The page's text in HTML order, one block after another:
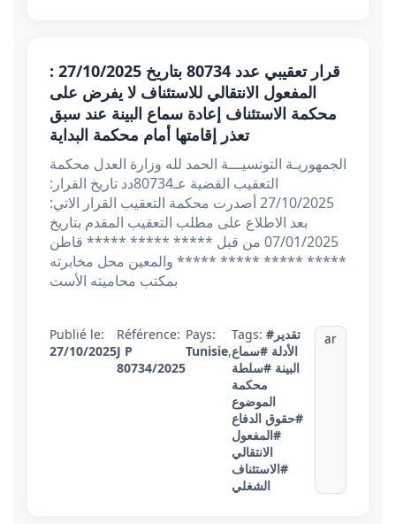
قرار تعقيبي عدد 80734 بتاريخ 27/10/2025 :
المفعول الانتقالي للاستئناف لا يفرض على
محكمة الاستئناف إعادة سماع البينة عند سبق
تعذر إقامتها أمام محكمة البداية
الجمهوريـة التونسيـــة الحمد لله وزارة العدل محكمة
التعقيب القضية عـ80734دد تاريخ القرار:
27/10/2025 أصدرت محكمة التعقيب القرار الاتي:
بعد الاطلاع على مطلب التعقيب المقدم بتاريخ
07/01/2025 من قبل ***** ***** ***** قاطن
***** ***** ***** ***** والمعين محل مخابرته
بمكتب محاميته الأست
Publié le:
27/10/2025
Référence:
J P
80734/2025
Pays:
Tunisie,
Tags: #تقدير
الأدلة #سماع
البينة #سلطة
محكمة
الموضوع
#حقوق الدفاع
#المفعول
الانتقالي
#الاستئناف
الشغلي
ar